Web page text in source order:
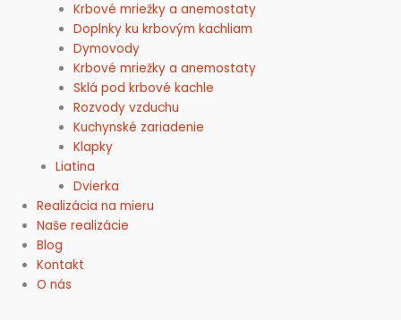
Krbové mriežky a anemostaty
Doplnky ku krbovým kachliam
Dymovody
Krbové mriežky a anemostaty
Sklá pod krbové kachle
Rozvody vzduchu
Kuchynské zariadenie
Klapky
Liatina
Dvierka
Realizácia na mieru
Naše realizácie
Blog
Kontakt
O nás